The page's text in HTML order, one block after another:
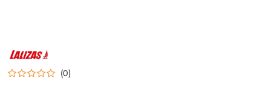
NAZWA
PRODUCENTA:
LALIZAS (0)